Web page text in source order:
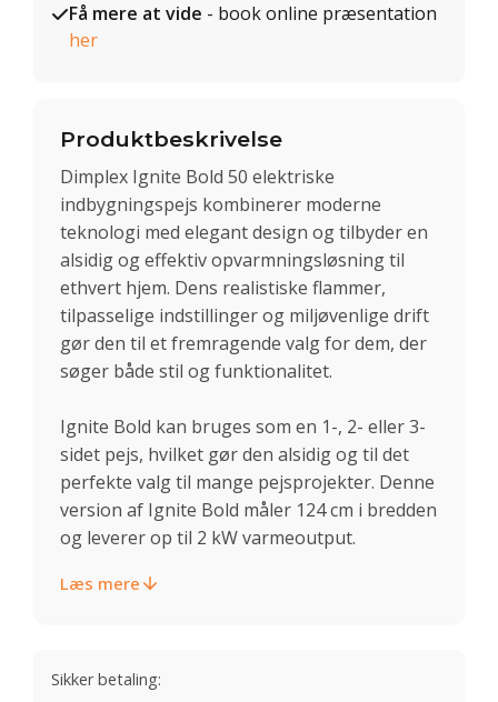
Få mere at vide - book online præsentation
her
Produktbeskrivelse
Dimplex Ignite Bold 50 elektriske
indbygningspejs kombinerer moderne
teknologi med elegant design og tilbyder en
alsidig og effektiv opvarmningsløsning til
ethvert hjem. Dens realistiske flammer,
tilpasselige indstillinger og miljøvenlige drift
gør den til et fremragende valg for dem, der
søger både stil og funktionalitet.
Ignite Bold kan bruges som en 1-, 2- eller 3-
sidet pejs, hvilket gør den alsidig og til det
perfekte valg til mange pejsprojekter. Denne
version af Ignite Bold måler 124 cm i bredden
og leverer op til 2 kW varmeoutput.
Læs mere
Sikker betaling: